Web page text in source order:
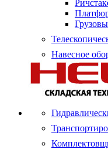
Навесное